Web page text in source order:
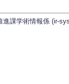
課学術情報係 (ir-